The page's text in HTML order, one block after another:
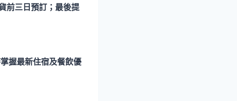
前三日預訂；最後提
握最新住宿及餐飲優